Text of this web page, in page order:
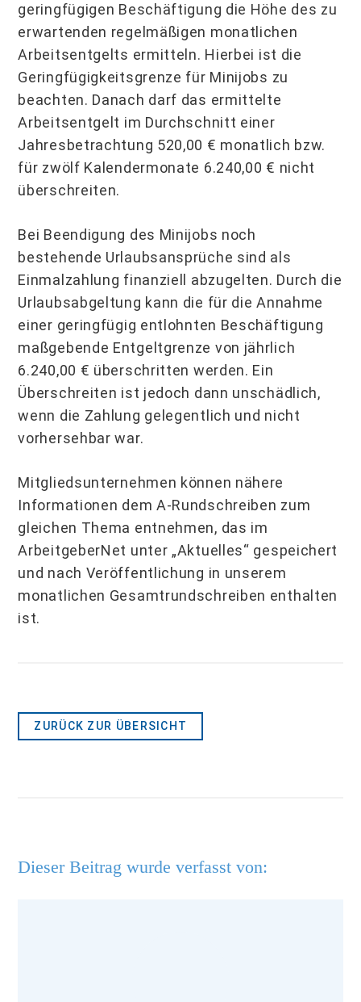
geringfügigen Beschäftigung die Höhe des zu
erwartenden regelmäßigen monatlichen
Arbeitsentgelts ermitteln. Hierbei ist die
Geringfügigkeitsgrenze für Minijobs zu
beachten. Danach darf das ermittelte
Arbeitsentgelt im Durchschnitt einer
Jahresbetrachtung 520,00 € monatlich bzw.
für zwölf Kalendermonate 6.240,00 € nicht
überschreiten.
Bei Beendigung des Minijobs noch
bestehende Urlaubsansprüche sind als
Einmalzahlung finanziell abzugelten. Durch die
Urlaubsabgeltung kann die für die Annahme
einer geringfügig entlohnten Beschäftigung
maßgebende Entgeltgrenze von jährlich
6.240,00 € überschritten werden. Ein
Überschreiten ist jedoch dann unschädlich,
wenn die Zahlung gelegentlich und nicht
vorhersehbar war.
Mitgliedsunternehmen können nähere
Informationen dem A-Rundschreiben zum
gleichen Thema entnehmen, das im
ArbeitgeberNet unter „Aktuelles“ gespeichert
und nach Veröffentlichung in unserem
monatlichen Gesamtrundschreiben enthalten
ist.
ZURÜCK ZUR ÜBERSICHT
Dieser Beitrag wurde verfasst von: